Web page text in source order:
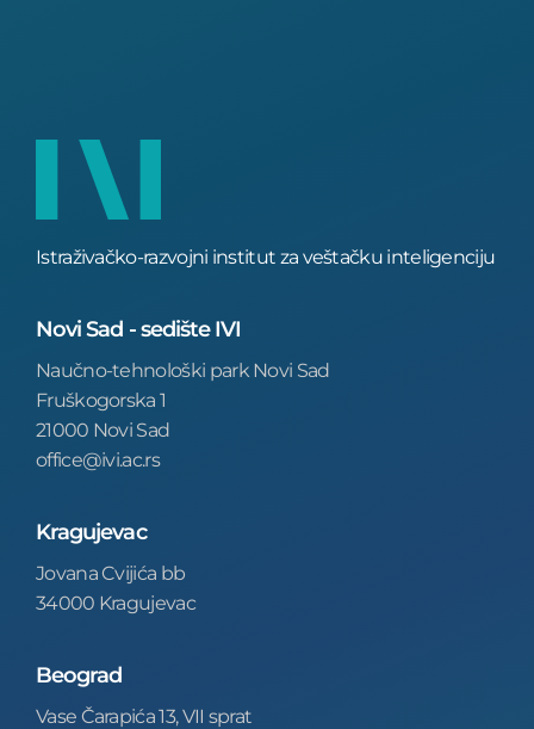
Istraživačko-razvojni institut za veštačku inteligenciju
Novi Sad - sedište IVI
Naučno-tehnološki park Novi Sad
Fruškogorska 1
21000 Novi Sad
office@ivi.ac.rs
Kragujevac
Jovana Cvijića bb
34000 Kragujevac
Beograd
Vase Čarapića 13, VII sprat